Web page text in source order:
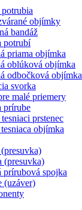
potrubia
objímky
bandáž
potrubí
priama objímka
oblúková objímka
odbočková objímka
svorka
malé priemery
prírube
prstenec
objímka
(presuvka)
prírubová spojka
(uzáver)